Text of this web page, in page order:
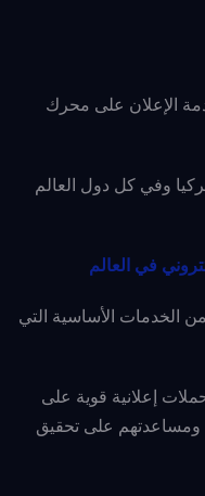
الإعلان على محرك
وفي كل دول العالم
في العالم
الخدمات الأساسية التي
إعلانية قوية على
ومساعدتهم على تحقيق